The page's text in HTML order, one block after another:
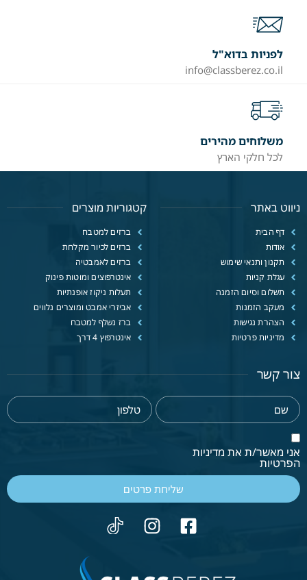
לפניות בדוא"ל
info@classberez.co.il
משלוחים מהירים
לכל חלקי הארץ
ניווט באתר
דף הבית
אודות
תקנון ותנאי שימוש
עגלת קניות
תשלום וסיום הזמנה
מעקב הזמנות
הצהרת נגישות
מדיניות פרטיות
קטגוריות מוצרים
ברזים למטבח
ברזים לכיור מקלחת
ברזים לאמבטיה
אינטרפוצים ומוטות פינוק
תעלות ניקוז אופנתיות
אביזרי אמבט ומוצרים נלווים
ברז נשלף למטבח
אינטרפוץ 4 דרך
צור קשר
אני מאשר/ת את מדיניות
הפרטיות
שליחת פרטים